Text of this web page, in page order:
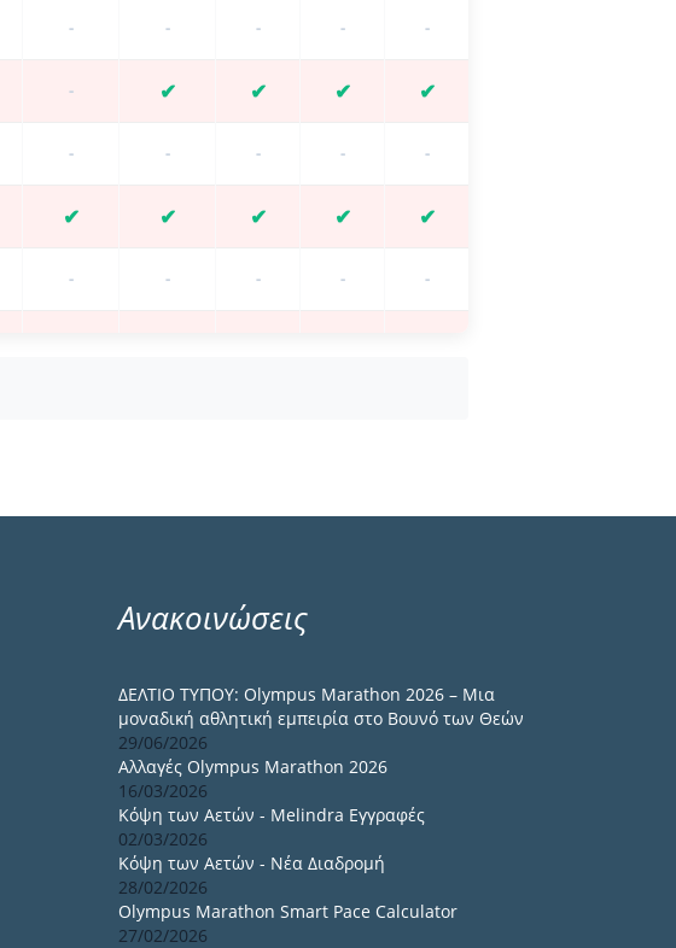
- - - - -
- ✔ ✔ ✔ ✔
- - - - -
✔ ✔ ✔ ✔ ✔
- - - - -
Ανακοινώσεις
ΔΕΛΤΙΟ ΤΥΠΟΥ: Olympus Marathon 2026 – Μια
μοναδική αθλητική εμπειρία στο Βουνό των Θεών
29/06/2026
Αλλαγές Olympus Marathon 2026
16/03/2026
Κόψη των Αετών - Melindra Εγγραφές
02/03/2026
Κόψη των Αετών - Νέα Διαδρομή
28/02/2026
Olympus Marathon Smart Pace Calculator
27/02/2026